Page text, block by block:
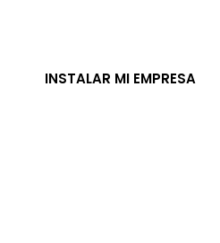
INSTALAR MI EMPRESA